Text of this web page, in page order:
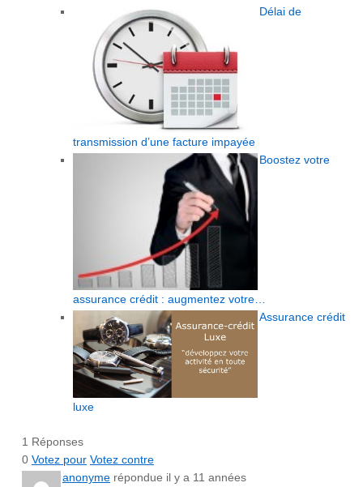
Délai de
transmission d’une facture impayée
Boostez votre
assurance crédit : augmentez votre…
Assurance crédit
luxe
1 Réponses
0 Votez pour Votez contre
anonyme répondue il y a 11 années